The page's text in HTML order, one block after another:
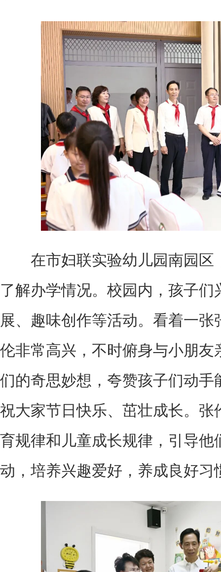
在市妇联实验幼儿园南园区
了解办学情况。校园内，孩子
展、趣味创作等活动。看着一
伦非常高兴，不时俯身与小朋友
们的奇思妙想，夸赞孩子们动手
祝大家节日快乐、茁壮成长。张
育规律和儿童成长规律，引导他
动，培养兴趣爱好，养成良好习